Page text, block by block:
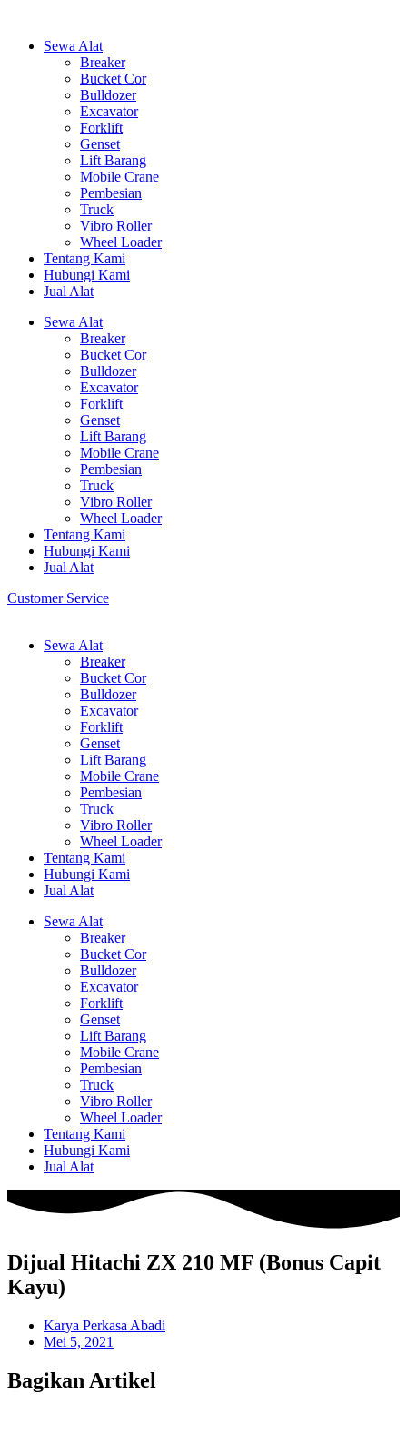
Sewa Alat
Breaker
Bucket Cor
Bulldozer
Excavator
Forklift
Genset
Lift Barang
Mobile Crane
Pembesian
Truck
Vibro Roller
Wheel Loader
Tentang Kami
Hubungi Kami
Jual Alat
Sewa Alat
Breaker
Bucket Cor
Bulldozer
Excavator
Forklift
Genset
Lift Barang
Mobile Crane
Pembesian
Truck
Vibro Roller
Wheel Loader
Tentang Kami
Hubungi Kami
Jual Alat
Customer Service
Sewa Alat
Breaker
Bucket Cor
Bulldozer
Excavator
Forklift
Genset
Lift Barang
Mobile Crane
Pembesian
Truck
Vibro Roller
Wheel Loader
Tentang Kami
Hubungi Kami
Jual Alat
Sewa Alat
Breaker
Bucket Cor
Bulldozer
Excavator
Forklift
Genset
Lift Barang
Mobile Crane
Pembesian
Truck
Vibro Roller
Wheel Loader
Tentang Kami
Hubungi Kami
Jual Alat
Dijual Hitachi ZX 210 MF (Bonus Capit
Kayu)
Karya Perkasa Abadi
Mei 5, 2021
Bagikan Artikel